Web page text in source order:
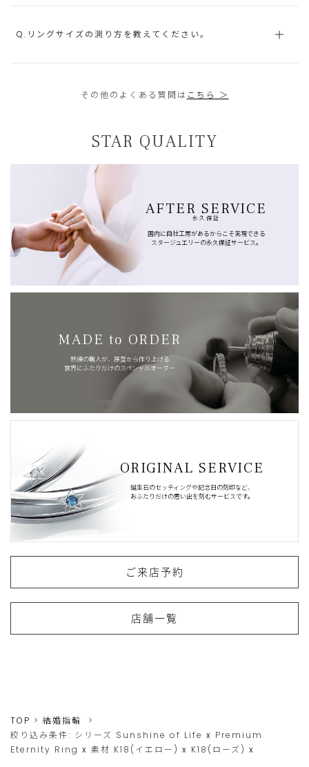
Q.リングサイズの測り方を教えてください。
その他のよくある質問は こちら ＞
STAR QUALITY
AFTER SERVICE
永久保証
国内に自社工房があるからこそ実現できる
スタージュエリーの永久保証サービス。
MADE to ORDER
熟練の職人が、原型から作り上げる
世界にふたりだけのスペシャルオーダー
ORIGINAL SERVICE
誕生石のセッティングや記念日の刻印など、
おふたりだけの思い出を刻むサービスです。
ご来店予約
店舗一覧
TOP
結婚指輪
絞り込み条件: シリーズ Sunshine of Life x Premium
Eternity Ring x 素材 K18(イエロー) x K18(ローズ) x